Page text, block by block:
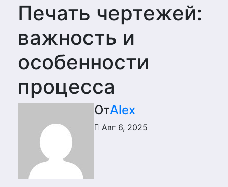
Печать чертежей:
важность и
особенности
процесса
ОтAlex
Авг 6, 2025